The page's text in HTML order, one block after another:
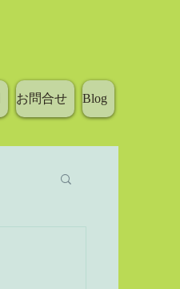
お問合せ Blog